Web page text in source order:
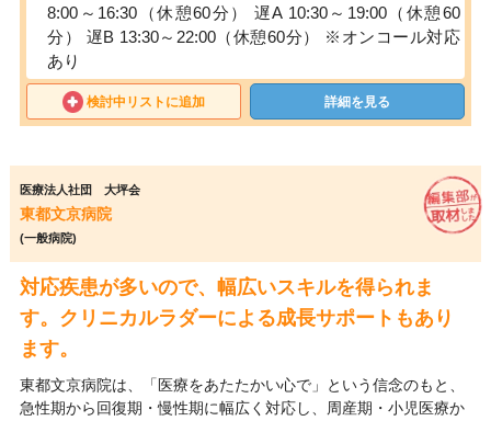
8:00～16:30（休憩60分） 遅A 10:30～19:00（休憩60
分） 遅B 13:30～22:00（休憩60分） ※オンコール対応
あり
検討中リストに追加 詳細を見る
医療法人社団 大坪会
東都文京病院
(一般病院)
対応疾患が多いので、幅広いスキルを得られま
す。クリニカルラダーによる成長サポートもあり
ます。
東都文京病院は、「医療をあたたかい心で」という信念のもと、
急性期から回復期・慢性期に幅広く対応し、周産期・小児医療か